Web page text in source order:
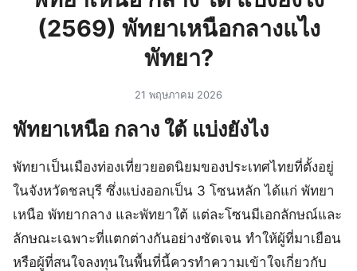
(2569) พัทยาเหนือกลางแไง
พัทยา?
21 พฤษภาคม 2026
พัทยาเหนือ กลาง ใต้ แบ่งยังไง
พัทยาเป็นเมืองท่องเที่ยวยอดนิยมของประเทศไทยที่ตั้งอยู่
ในจังหวัดชลบุรี ซึ่งแบ่งออกเป็น 3 โซนหลัก ได้แก่ พัทยา
เหนือ พัทยากลาง และพัทยาใต้ แต่ละโซนมีเอกลักษณ์และ
ลักษณะเฉพาะที่แตกต่างกันอย่างชัดเจน ทำให้ผู้ที่มาเยือน
หรือผู้ที่สนใจลงทุนในพื้นที่นี้ควรทำความเข้าใจเกี่ยวกับ